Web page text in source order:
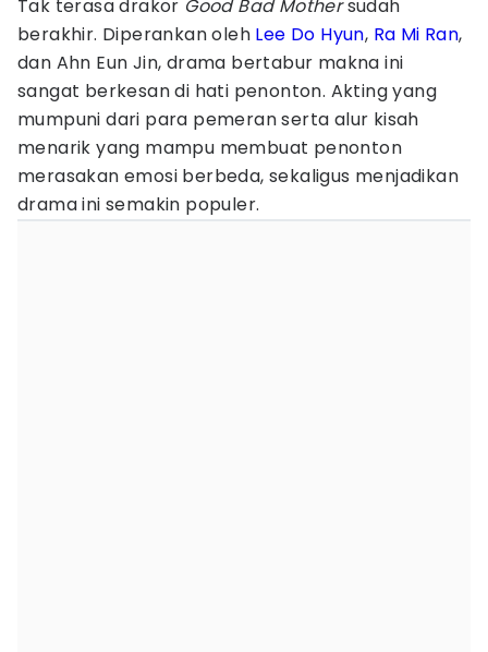
Tak terasa drakor Good Bad Mothersudah
berakhir. Diperankan oleh Lee Do Hyun, Ra Mi Ran,
dan Ahn Eun Jin, drama bertabur makna ini
sangat berkesan di hati penonton. Akting yang
mumpuni dari para pemeran serta alur kisah
menarik yang mampu membuat penonton
merasakan emosi berbeda, sekaligus menjadikan
drama ini semakin populer.